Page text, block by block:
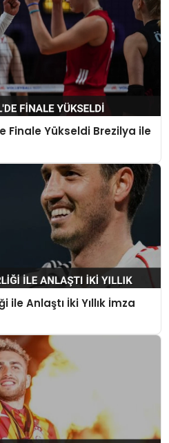
Finale Yükseldi Brezilya ile
Anlaştı İki Yıllık İmza